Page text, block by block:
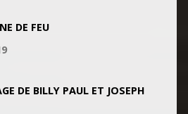
DE FEU
DE BILLY PAUL ET JOSEPH